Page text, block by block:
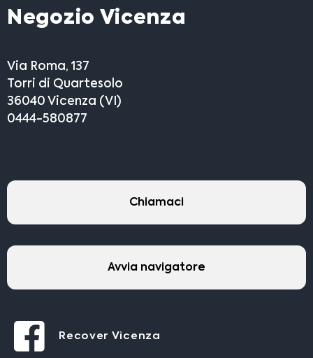
Negozio Vicenza
Via Roma, 137
Torri di Quartesolo
36040 Vicenza (VI)
0444-580877
Chiamaci
Avvia navigatore
Recover Vicenza